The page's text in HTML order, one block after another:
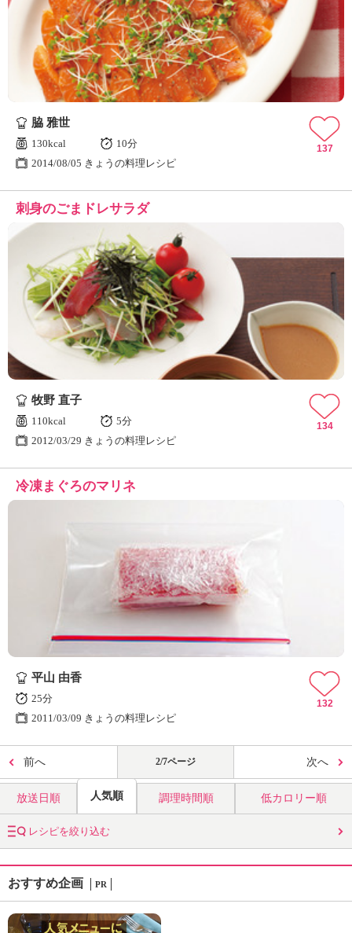
脇 雅世
130kcal
10分
2014/08/05 きょうの料理レシピ
137
刺身のごまドレサラダ
牧野 直子
110kcal
5分
2012/03/29 きょうの料理レシピ
134
冷凍まぐろのマリネ
平山 由香
25分
2011/03/09 きょうの料理レシピ
132
前へ 2/7ページ 次へ
放送日順 人気順 調理時間順 低カロリー順
レシピを絞り込む
おすすめ企画 PR